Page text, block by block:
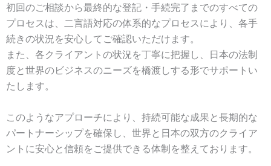
初回のご相談から最終的な登記・手続完了までのすべての
プロセスは、 二言語対応の体系的なプロセスにより、各手
続きの状況を安心してご確認いただけます。
また、各クライアントの状況を丁寧に把握し、日本の法制
度と世界のビジネスのニーズを橋渡しする形でサポートい
たします。
このようなアプローチにより、持続可能な成果と長期的な
パートナーシップを確保し、 世界と日本の双方のクライア
ントに安心と信頼をご提供できる体制を整えております。